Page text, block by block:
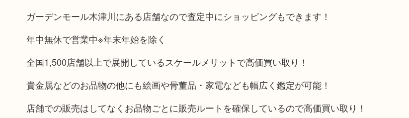
ガーデンモール木津川にある店舗なので査定中にショッピングもできます！
年中無休で営業中※年末年始を除く
全国1,500店舗以上で展開しているスケールメリットで高価買い取り！
貴金属などのお品物の他にも絵画や骨董品・家電なども幅広く鑑定が可能！
店舗での販売はしてなくお品物ごとに販売ルートを確保しているので高価買い取り！